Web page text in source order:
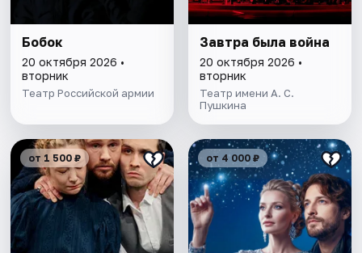
Бобок
20 октября 2026 •
вторник
Театр Российской армии
Завтра была война
20 октября 2026 •
вторник
Театр имени А. С.
Пушкина
от 1 500 ₽ от 4 000 ₽